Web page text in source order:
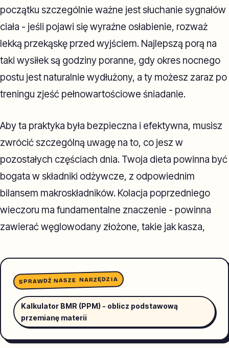
początku szczególnie ważne jest słuchanie sygnałów
ciała - jeśli pojawi się wyraźne osłabienie, rozważ
lekką przekąskę przed wyjściem. Najlepszą porą na
taki wysiłek są godziny poranne, gdy okres nocnego
postu jest naturalnie wydłużony, a ty możesz zaraz po
treningu zjeść pełnowartościowe śniadanie.
Aby ta praktyka była bezpieczna i efektywna, musisz
zwrócić szczególną uwagę na to, co jesz w
pozostałych częściach dnia. Twoja dieta powinna być
bogata w składniki odżywcze, z odpowiednim
bilansem makroskładników. Kolacja poprzedniego
wieczoru ma fundamentalne znaczenie - powinna
zawierać węglowodany złożone, takie jak kasza,
SPRAWDŹ NASZE NARZĘDZIA
Kalkulator BMR (PPM) - oblicz podstawową
przemianę materii